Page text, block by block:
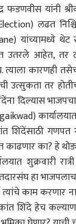
फडणवीस यांनी
लढत
यांच्यामध्ये थेट
उतरले आहेत,
त्याला कारणही
उत्सुकता तर
दिल्यास
शिंदेंसाठी
का? हे
शुक्रवारी
हा
त्यांचे काम
शिंदे हेच